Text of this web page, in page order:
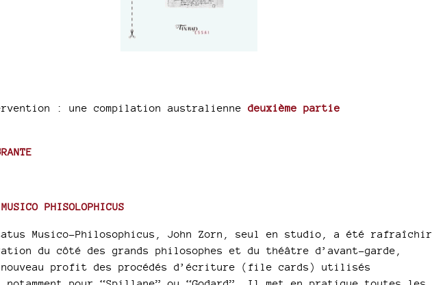
: une compilation australienne deuxième partie
PHISOLOPHICUS
Musico-Philosophicus, John Zorn, seul en studio, a été rafraîchir
du côté des grands philosophes et du théâtre d’avant-garde,
profit des procédés d’écriture (file cards) utilisés